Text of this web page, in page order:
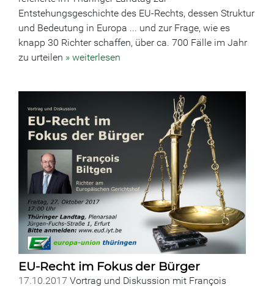
Entstehungsgeschichte des EU-Rechts, dessen Struktur
und Bedeutung in Europa ... und zur Frage, wie es
knapp 30 Richter schaffen, über ca. 700 Fälle im Jahr
zu urteilen » weiterlesen
EU-Recht im Fokus der Bürger
17.10.2017 Vortrag und Diskussion mit François